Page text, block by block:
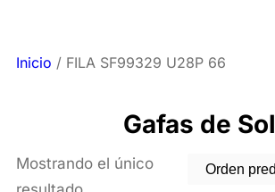
Inicio / FILA SF99329 U28P 66
Gafas de Sol
Mostrando el único